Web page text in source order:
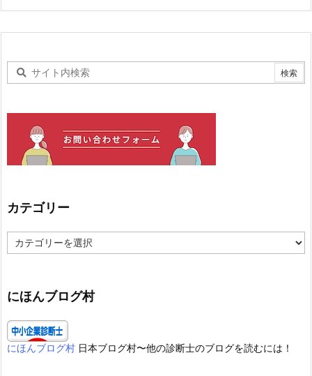
カテゴリー
テ
ー
にほんブログ村
にほんブログ村 日本ブログ村〜他の診断士のブログを読むには！